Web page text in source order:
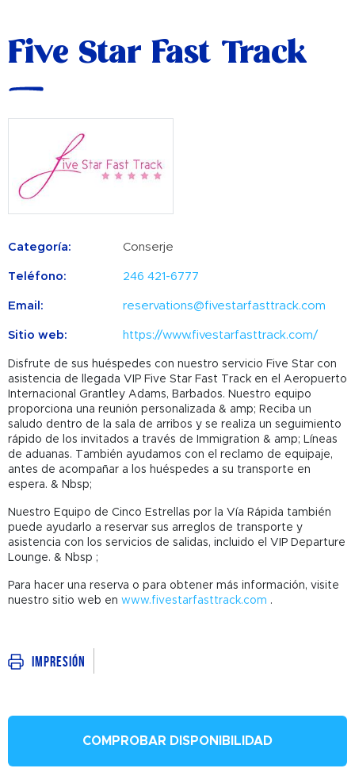
Five Star Fast Track
Categoría: Conserje
Teléfono: 246 421-6777
Email: reservations@fivestarfasttrack.com
Sitio web: https://www.fivestarfasttrack.com/
Disfrute de sus huéspedes con nuestro servicio Five Star con
asistencia de llegada VIP Five Star Fast Track en el Aeropuerto
Internacional Grantley Adams, Barbados. Nuestro equipo
proporciona una reunión personalizada & amp; Reciba un
saludo dentro de la sala de arribos y se realiza un seguimiento
rápido de los invitados a través de Immigration & amp; Líneas
de aduanas. También ayudamos con el reclamo de equipaje,
antes de acompañar a los huéspedes a su transporte en
espera. & Nbsp;
Nuestro Equipo de Cinco Estrellas por la Vía Rápida también
puede ayudarlo a reservar sus arreglos de transporte y
asistencia con los servicios de salidas, incluido el VIP Departure
Lounge. & Nbsp ;
Para hacer una reserva o para obtener más información, visite
nuestro sitio web en www.fivestarfasttrack.com .
Impresión
COMPROBAR DISPONIBILIDAD